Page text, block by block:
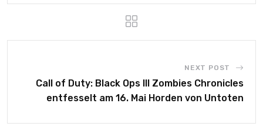
NEXT POST
Call of Duty: Black Ops III Zombies Chronicles
entfesselt am 16. Mai Horden von Untoten